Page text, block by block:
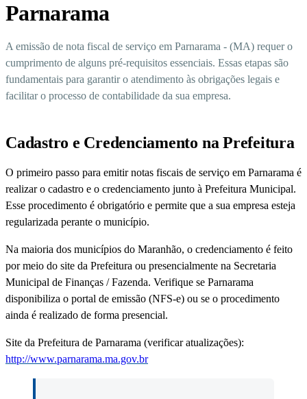
Parnarama
A emissão de nota fiscal de serviço em Parnarama - (MA) requer o
cumprimento de alguns pré-requisitos essenciais. Essas etapas são
fundamentais para garantir o atendimento às obrigações legais e
facilitar o processo de contabilidade da sua empresa.
Cadastro e Credenciamento na Prefeitura
O primeiro passo para emitir notas fiscais de serviço em Parnarama é
realizar o cadastro e o credenciamento junto à Prefeitura Municipal.
Esse procedimento é obrigatório e permite que a sua empresa esteja
regularizada perante o município.
Na maioria dos municípios do Maranhão, o credenciamento é feito
por meio do site da Prefeitura ou presencialmente na Secretaria
Municipal de Finanças / Fazenda. Verifique se Parnarama
disponibiliza o portal de emissão (NFS-e) ou se o procedimento
ainda é realizado de forma presencial.
Site da Prefeitura de Parnarama (verificar atualizações):
http://www.parnarama.ma.gov.br